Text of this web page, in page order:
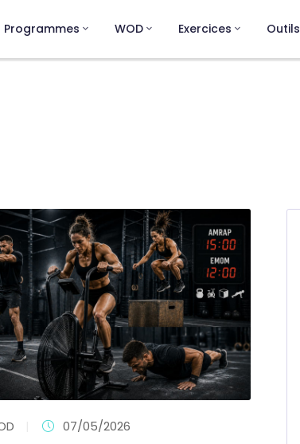
Programmes WOD Exercices Outils
07/05/2026